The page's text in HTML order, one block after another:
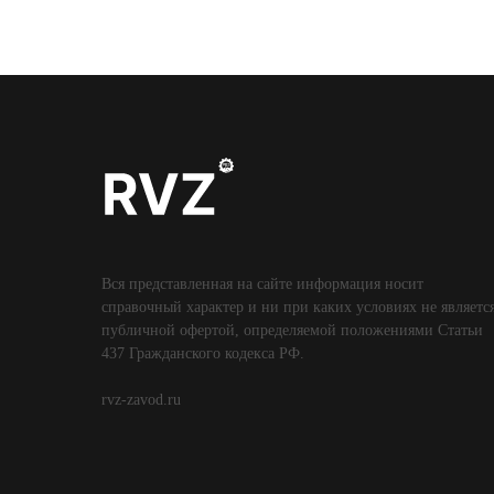
Вся представленная на сайте информация носит
справочный характер и ни при каких условиях не
публичной офертой, определяемой положениями Статьи
437 Гражданского кодекса РФ.
rvz-zavod.ru